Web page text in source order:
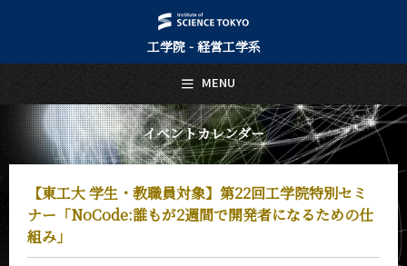
工学院 - 経営工学系
イベントカレンダー
【東工大 学生・教職員対象】第22回工学院特別セミ
ナー「NoCode:誰もが2週間で開発者になるための仕
組み」
MENU
日本語 English
トップページ
Top Page
経営工学系について
About Us
教育
Education
教員・研究室